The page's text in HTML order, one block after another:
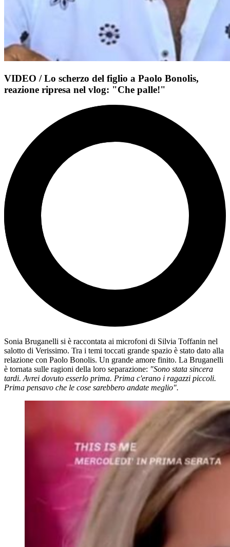
VIDEO / Lo scherzo del figlio a Paolo Bonolis,
reazione ripresa nel vlog: "Che palle!"
Sonia Bruganelli si è raccontata ai microfoni di Silvia Toffanin nel
salotto di Verissimo. Tra i temi toccati grande spazio è stato dato alla
relazione con Paolo Bonolis. Un grande amore finito. La Bruganelli
è tornata sulle ragioni della loro separazione: "Sono stata sincera
tardi. Avrei dovuto esserlo prima. Prima c'erano i ragazzi piccoli.
Prima pensavo che le cose sarebbero andate meglio".